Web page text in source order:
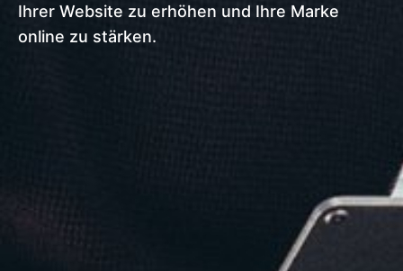
Ihrer Website zu erhöhen und Ihre Marke
online zu stärken.